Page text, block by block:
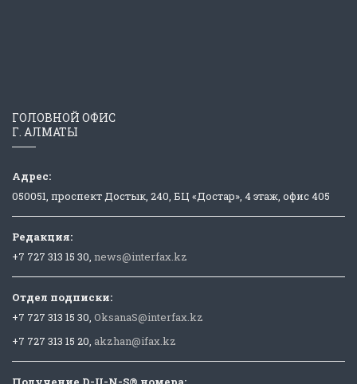
ГОЛОВНОЙ ОФИС
Г. АЛМАТЫ
Адрес:
050051, проспект Достык, 240, БЦ «Достар», 4 этаж, офис 405
Редакция:
+7 727 313 15 30, news@interfax.kz
Отдел подписки:
+7 727 313 15 30, OksanaS@interfax.kz
+7 727 313 15 20, akzhan@ifax.kz